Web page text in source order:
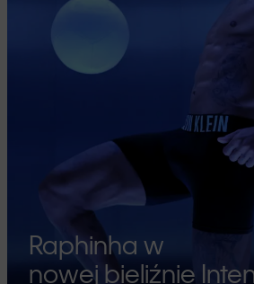
Raphinha w
nowej bieliźnie